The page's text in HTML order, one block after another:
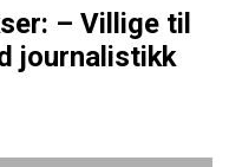
– Villige til
journalistikk